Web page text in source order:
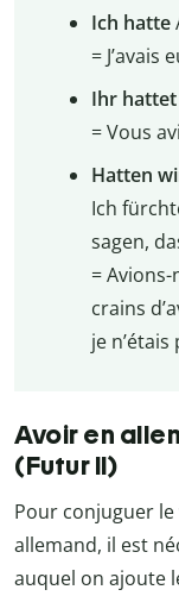
Ich hatte
= J’avais
Ihr hattet
= Vous
Hatten
Ich
sagen,
=
crains
je
Avoir en
(Futur II)
Pour conjuguer
allemand, il est
auquel on ajoute